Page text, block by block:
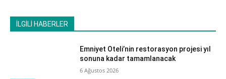
İLGİLİ HABERLER
Emniyet Oteli’nin restorasyon projesi yıl
sonuna kadar tamamlanacak
6 Ağustos 2026